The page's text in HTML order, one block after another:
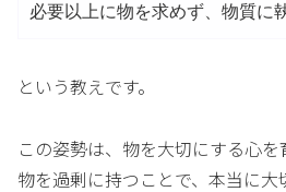
必要以上に物を求めず、物質に
という教えです。
この姿勢は、物を大切にする心を
物を過剰に持つことで、本当に